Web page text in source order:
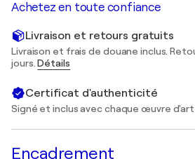
Achetez en toute confiance
Livraison et retours gratuits
Livraison et frais de douane inclus.
jours.Détails
Certificat d'authenticité
Signé et inclus avec chaque œuvre d'art
Encadrement